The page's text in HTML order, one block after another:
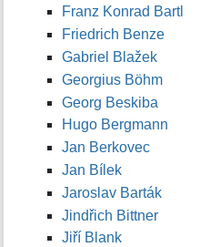
Franz Konrad Bartl
Friedrich Benze
Gabriel Blažek
Georgius Böhm
Georg Beskiba
Hugo Bergmann
Jan Berkovec
Jan Bílek
Jaroslav Barták
Jindřich Bittner
Jiří Blank